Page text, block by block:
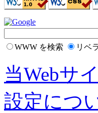
WWW を検索 リベ
当Webサ
設定につ